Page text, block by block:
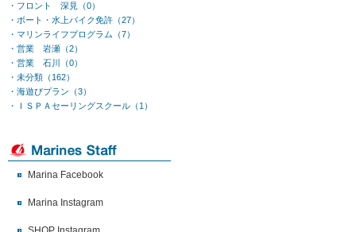
・フロント 深見（0）
・ボート・水上バイク免許（27）
・マリンライフプログラム（7）
・営業 岩瀬（2）
・営業 石川（0）
・未分類（162）
・海遊びプラン（3）
・ＩＳＰＡセーリングスクール（1）
Marina Facebook
Marina Instagram